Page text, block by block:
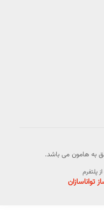
به هامون می باشد.
پلتفرم
تواناسازان